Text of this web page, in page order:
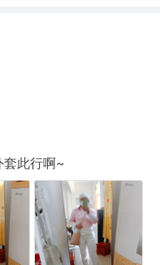
套此行啊~